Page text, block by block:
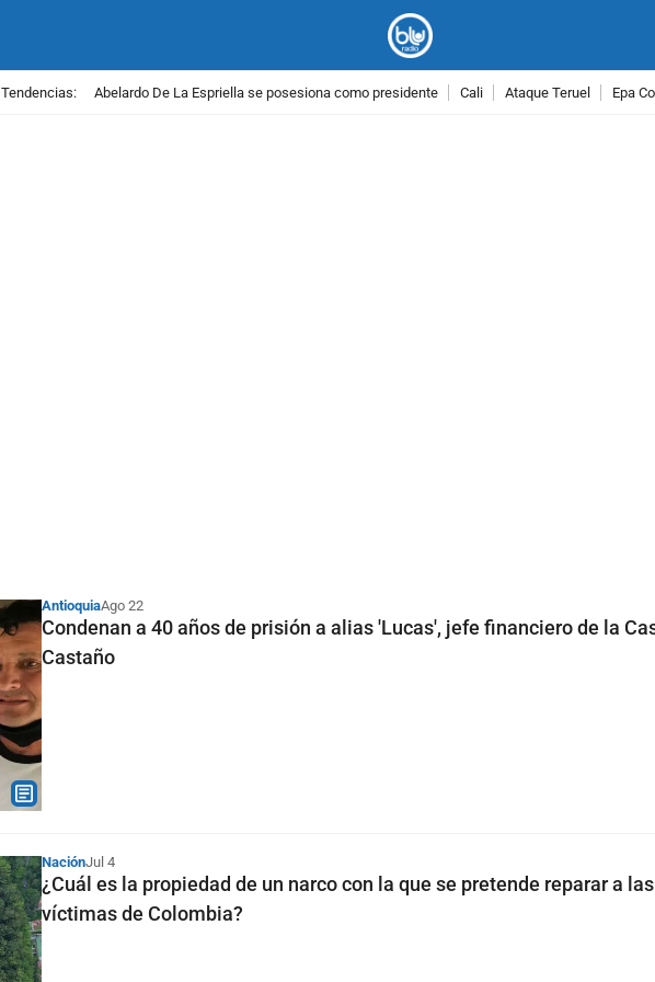
Tendencias: Abelardo De La Espriella se posesiona como presidente Cali Ataque Teruel Epa
AntioquiaAgo 22
Condenan a 40 años de prisión a alias 'Lucas', jefe financiero de la
Castaño
NaciónJul 4
¿Cuál es la propiedad de un narco con la que se pretende reparar a las
víctimas de Colombia?